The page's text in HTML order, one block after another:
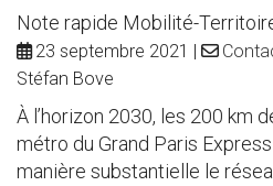
Note rapide Mobilité-
23 septembre 2021
Stéfan Bove
À l’horizon 2030, les 200 km
métro du Grand Paris
manière substantielle le